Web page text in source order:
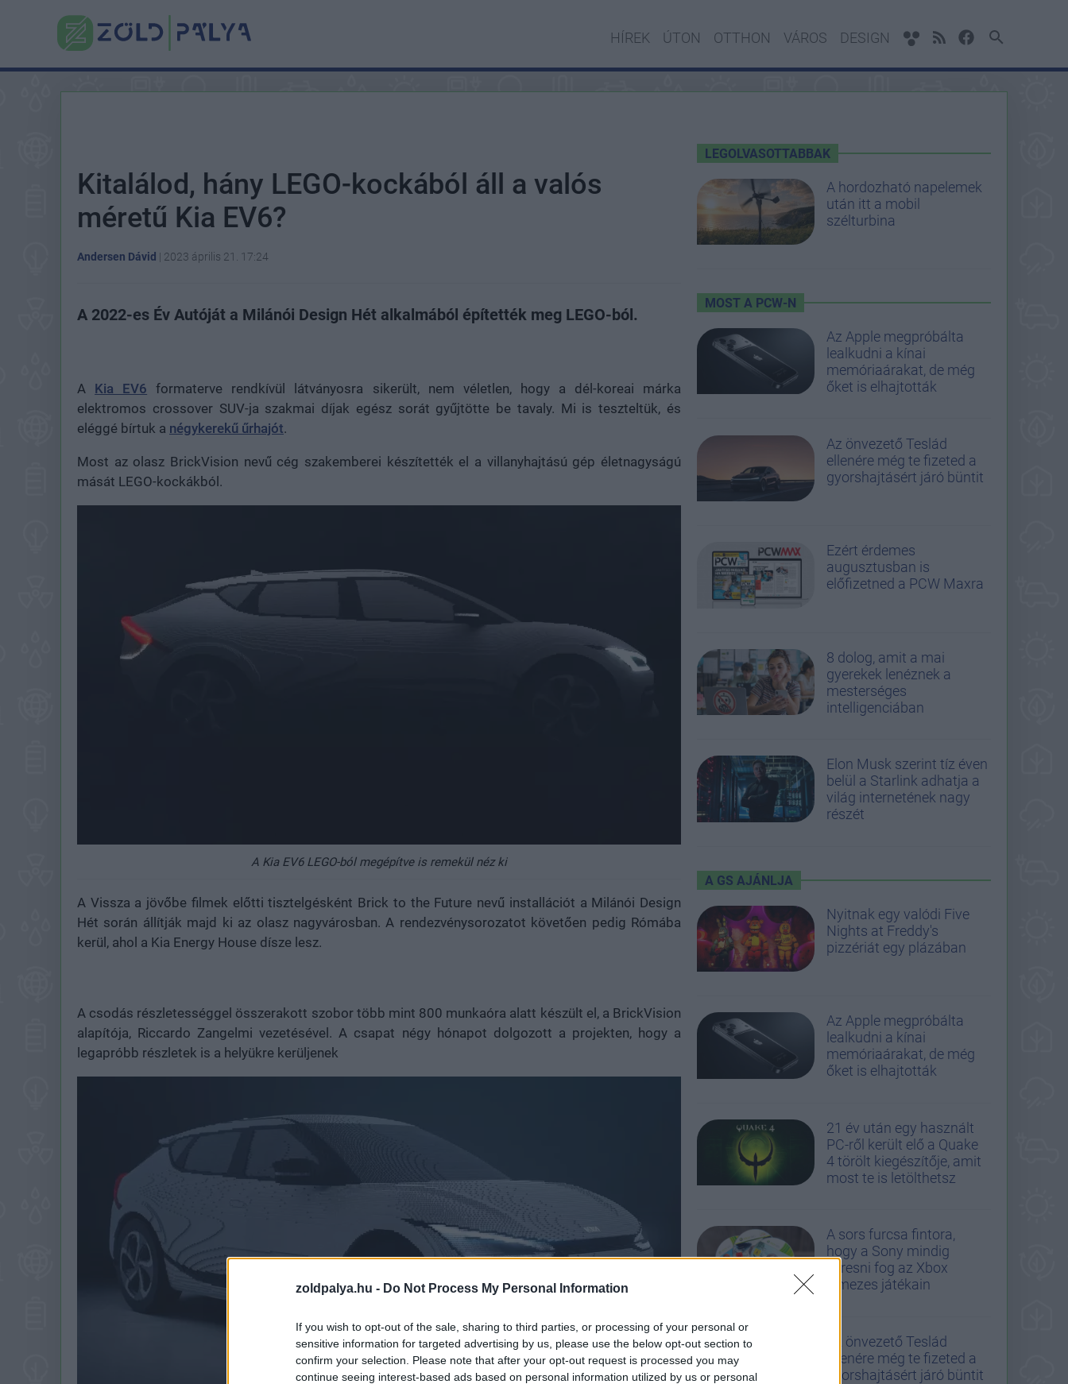
zoldpalya.hu - Do Not Process My Personal Information
If you wish to opt-out of the sale, sharing to third parties, or processing of your personal or
sensitive information for targeted advertising by us, please use the below opt-out section to
confirm your selection. Please note that after your opt-out request is processed you may
continue seeing interest-based ads based on personal information utilized by us or personal
HÍREK ÚTON OTTHON VÁROS DESIGN
Kitalálod, hány LEGO-kockából áll a valós
méretű Kia EV6?
Andersen Dávid | 2023 április 21. 17:24
A 2022-es Év Autóját a Milánói Design Hét alkalmából építették meg LEGO-ból.
A Kia EV6 formaterve rendkívül látványosra sikerült, nem véletlen, hogy a dél-koreai márka
elektromos crossover SUV-ja szakmai díjak egész sorát gyűjtötte be tavaly. Mi is teszteltük, és
eléggé bírtuk a négykerekű űrhajót.
Most az olasz BrickVision nevű cég szakemberei készítették el a villanyhajtású gép életnagyságú
mását LEGO-kockákból.
A Kia EV6 LEGO-ból megépítve is remekül néz ki
A Vissza a jövőbe filmek előtti tisztelgésként Brick to the Future nevű installációt a Milánói Design
Hét során állítják majd ki az olasz nagyvárosban. A rendezvénysorozatot követően pedig Rómába
kerül, ahol a Kia Energy House dísze lesz.
A csodás részletességgel összerakott szobor több mint 800 munkaóra alatt készült el, a BrickVision
alapítója, Riccardo Zangelmi vezetésével. A csapat négy hónapot dolgozott a projekten, hogy a
legapróbb részletek is a helyükre kerüljenek
LEGOLVASOTTABBAK
A hordozható napelemek
után itt a mobil
szélturbina
MOST A PCW-N
Az Apple megpróbálta
lealkudni a kínai
memóriaárakat, de még
őket is elhajtották
Az önvezető Teslád
ellenére még te fizeted a
gyorshajtásért járó büntit
Ezért érdemes
augusztusban is
előfizetned a PCW Maxra
8 dolog, amit a mai
gyerekek lenéznek a
mesterséges
intelligenciában
Elon Musk szerint tíz éven
belül a Starlink adhatja a
világ internetének nagy
részét
A GS AJÁNLJA
Nyitnak egy valódi Five
Nights at Freddy's
pizzériát egy plázában
Az Apple megpróbálta
lealkudni a kínai
memóriaárakat, de még
őket is elhajtották
21 év után egy használt
PC-ről került elő a Quake
4 törölt kiegészítője, amit
most te is letölthetsz
A sors furcsa fintora,
hogy a Sony mindig
keresni fog az Xbox
lemezes játékain
Az önvezető Teslád
ellenére még te fizeted a
gyorshajtásért járó büntit